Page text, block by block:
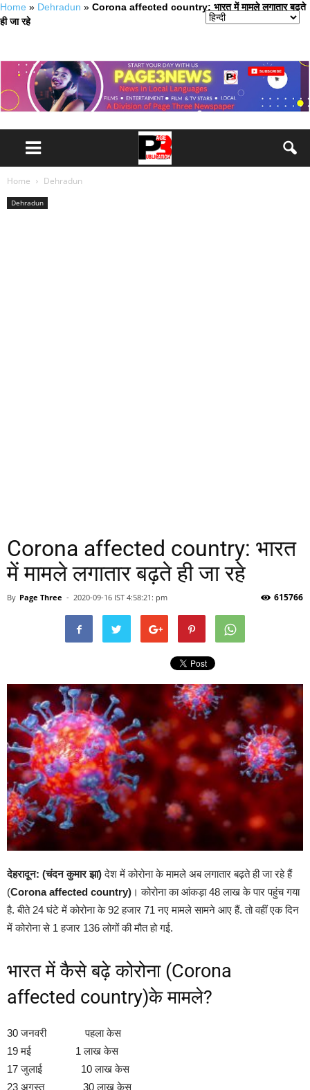
Home » Dehradun » Corona affected country: भारत में मामले लगातार बढ़ते
ही जा रहे
Home Dehradun
Dehradun
Corona affected country: भारत
में मामले लगातार बढ़ते ही जा रहे
By Page Three - 2020-09-16 IST 4:58:21: pm 615766
देहरादून: (चंदन कुमार झा)देश में कोरोना के मामले अब लगातार बढ़ते ही जा रहे हैं
(Corona affected country) । कोरोना का आंकड़ा 48 लाख के पार पहुंच गया
है. बीते 24 घंटे में कोरोना के 92 हजार 71 नए मामले सामने आए हैं. तो वहीं एक दिन
में कोरोना से 1 हजार 136 लोगों की मौत हो गई.
भारत में कैसे बढ़े कोरोना (Corona
affected country)के मामले?
30 जनवरी पहला केस
19 मई 1 लाख केस
17 जुलाई 10 लाख केस
23 अगस्त 30 लाख केस